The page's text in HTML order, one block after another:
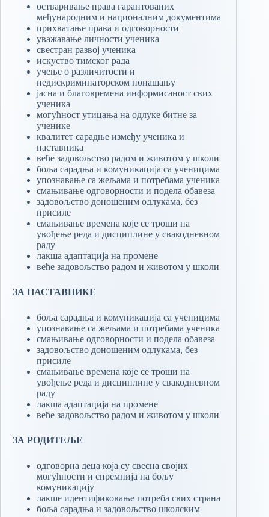
остваривање права гарантованих
међународним и националним документима
прихватање права и одговорности
уважавање личности ученика
свестран развој ученика
искуство тимског рада
учење о различитости и
недискриминаторском понашању
јасна и благовремена информисаност свих
ученика
могућност утицања на одлуке битне за
ученике
квалитет сарадње између ученика и
наставника
веће задовољство радом и животом у школи
боља сарадња и комуникација са ученицима
упознавање са жељама и потребама ученика
смањивање одговорности и подела обавеза
задовољство доношеним одлукама, без
присиле
смањивање времена које се троши на
увођење реда и дисциплине у свакодневном
раду
лакша адаптација на промене
веће задовољство радом и животом у школи
ЗА НАСТАВНИКЕ
боља сарадња и комуникација са ученицима
упознавање са жељама и потребама ученика
смањивање одговорности и подела обавеза
задовољство доношеним одлукама, без
присиле
смањивање времена које се троши на
увођење реда и дисциплине у свакодневном
раду
лакша адаптација на промене
веће задовољство радом и животом у школи
ЗА РОДИТЕЉЕ
одговорна деца која су свесна својих
могућности и спремнија на бољу
комуникацију
лакше идентификовање потреба свих страна
боља сарадња и задовољство школским